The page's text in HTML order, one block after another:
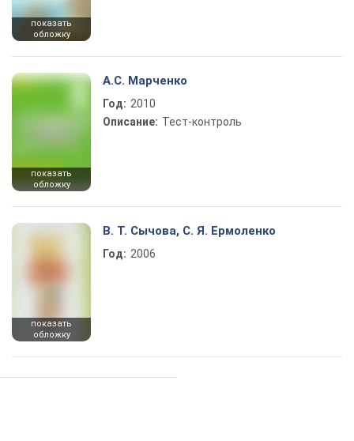
показать
обложку
показать
обложку
А.С. Марченко
Год: 2010
Описание: Тест-контроль
показать
обложку
В. Т. Сычова, С. Я. Ермоленко
Год: 2006